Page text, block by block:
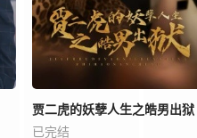
贾二虎的妖孽人生之皓男出狱
已完结